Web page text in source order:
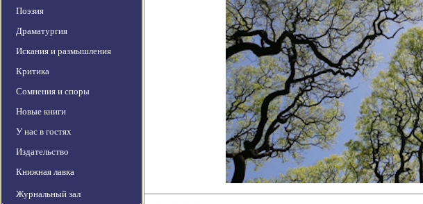
Поэзия
Драматургия
Искания и размышления
Критика
Сомнения и споры
Новые книги
У нас в гостях
Издательство
Книжная лавка
Журнальный зал